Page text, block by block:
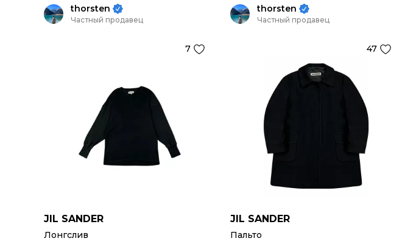
thorsten
Частный продавец
7
JIL SANDER
Лонгслив
thorsten
Частный продавец
47
JIL SANDER
Пальто